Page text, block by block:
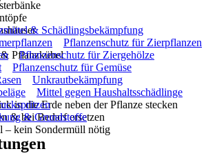
& Pflanzkübel
in die Erde neben der Pflanze stecken
& bei Bedarf ersetzen
– kein Sondermüll nötig
& Schädlingsbekämpfung
Pflanzenschutz für Zierpflanzen
Pflanzenschutz für Ziergehölze
Pflanzenschutz für Gemüse
Unkrautbekämpfung
Mittel gegen Haushaltsschädlinge
& Grundstoffe